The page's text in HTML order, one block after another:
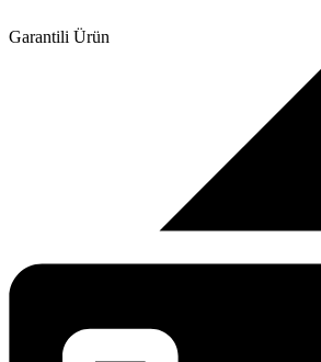
Garantili Ürün